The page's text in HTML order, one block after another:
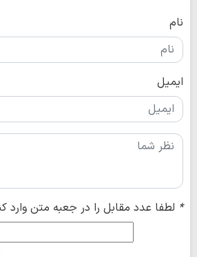
نام
ایمیل
* لطفا عدد مقابل را در جعبه متن وارد